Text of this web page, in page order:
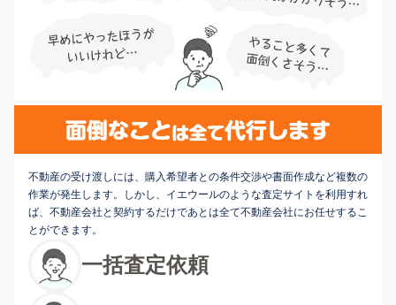
不動産の受け渡しには、購入希望者との条件交渉や書面作成など複数の
作業が発生します。しかし、イエウールのような査定サイトを利用すれ
ば、不動産会社と契約するだけであとは全て不動産会社にお任せするこ
とができます。
一括査定依頼